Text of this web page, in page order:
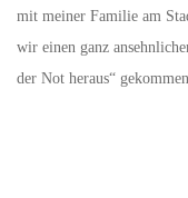
mit meiner Familie am
wir einen ganz
der Not heraus“ gekommen